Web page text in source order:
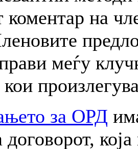
коментар на
меѓу
за ОРД
договорот,